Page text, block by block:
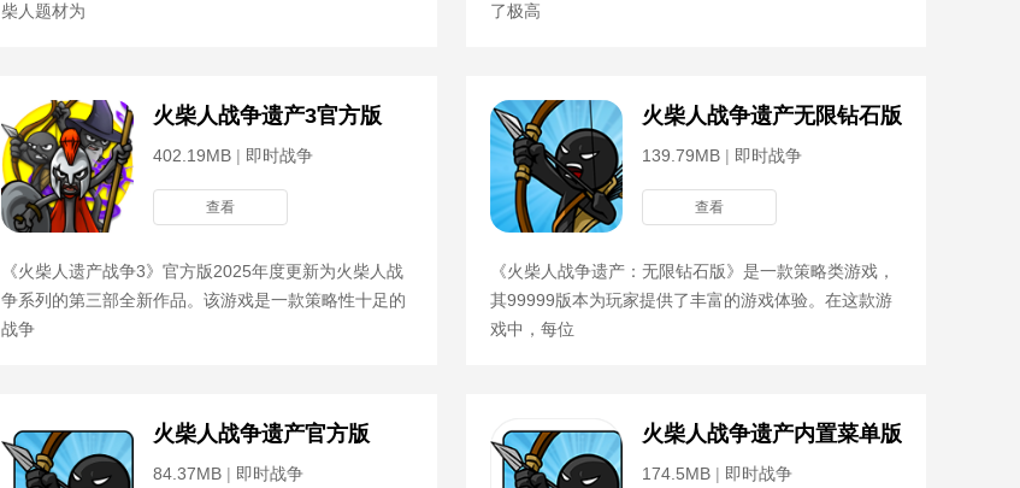
柴人题材为
了极高
火柴人战争遗产3官方版
402.19MB | 即时战争
查看
《火柴人遗产战争3》官方版2025年度更新为火柴人战
争系列的第三部全新作品。该游戏是一款策略性十足的
战争
火柴人战争遗产无限钻石版
139.79MB | 即时战争
查看
《火柴人战争遗产：无限钻石版》是一款策略类游戏，
其99999版本为玩家提供了丰富的游戏体验。在这款游
戏中，每位
火柴人战争遗产官方版
84.37MB | 即时战争
火柴人战争遗产内置菜单版
174.5MB | 即时战争